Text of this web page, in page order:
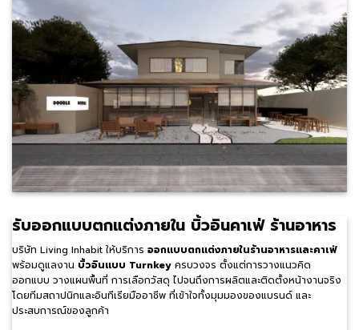
รับออกแบบตกแต่งภายใน บิ้วอินคาเฟ่ ร้านอาหาร
บริษัท Living Inhabit ให้บริการ ออกแบบตกแต่งภายในร้านอาหารและคาเฟ่
พร้อมดูแลงาน บิ้วอินแบบ Turnkey ครบวงจร ตั้งแต่การวางแนวคิด
ออกแบบ วางแผนพื้นที่ การเลือกวัสดุ ไปจนถึงการผลิตและติดตั้งหน้างานจริง
โดยทีมสถาปนิกและอินทีเรียมืออาชีพ ที่เข้าใจทั้งมุมมองของแบรนด์ และ
ประสบการณ์ของลูกค้า